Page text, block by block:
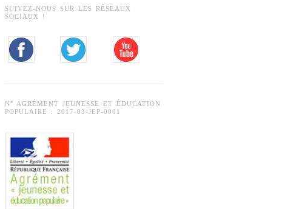
SUIVEZ-NOUS SUR LES RÉSEAUX
SOCIAUX !
N° AGRÉMENT JEUNESSE ET ÉDUCATION
POPULAIRE : 2017-03-JEP-0001